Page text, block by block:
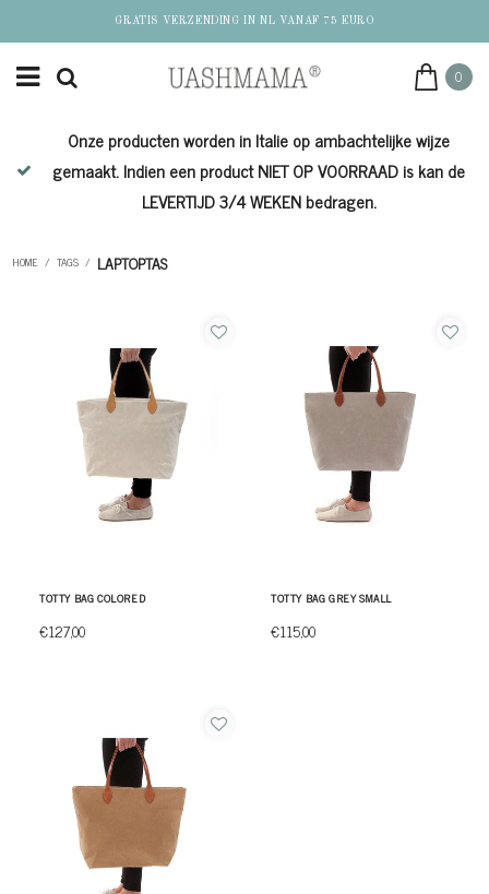
GRATIS VERZENDING IN NL VANAF 75 EURO
0
Onze producten worden in Italie op ambachtelijke wijze
gemaakt. Indien een product NIET OP VOORRAAD is kan de
LEVERTIJD 3/4 WEKEN bedragen.
HOME / TAGS / LAPTOPTAS
TOTTY BAG COLORED
€127,00
TOTTY BAG GREY SMALL
€115,00